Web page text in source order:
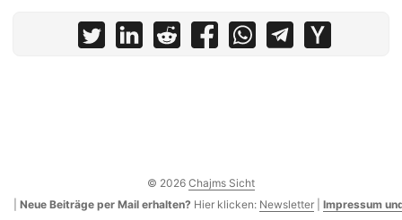
© 2026 Chajms Sicht
Neue Beiträge per Mail erhalten? Hier klicken: Newsletter Impressum